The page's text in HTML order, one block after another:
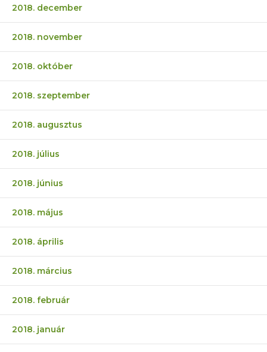
2018. december
2018. november
2018. október
2018. szeptember
2018. augusztus
2018. július
2018. június
2018. május
2018. április
2018. március
2018. február
2018. január